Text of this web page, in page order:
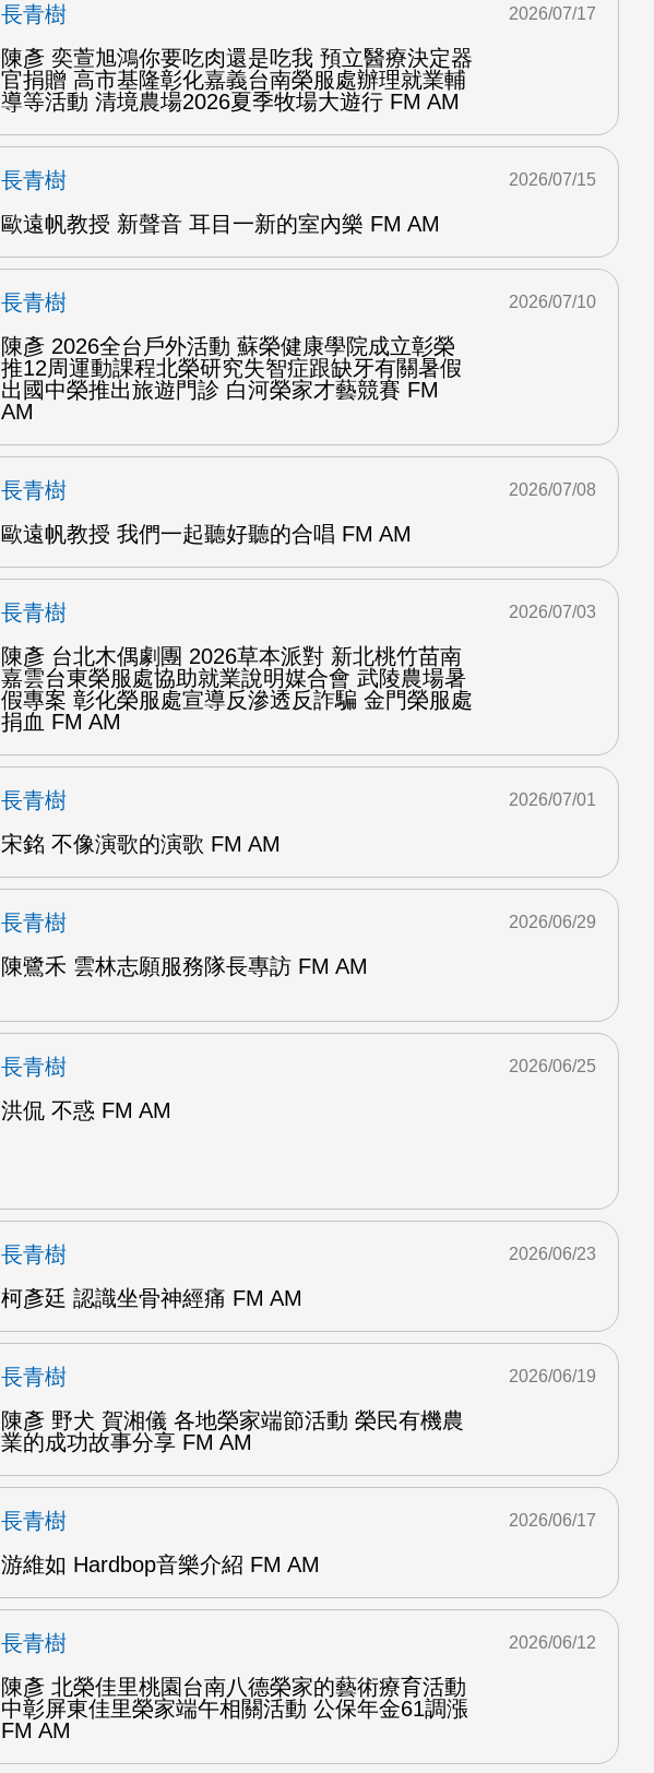
長青樹
陳彥 奕萱旭鴻你要吃肉還是吃我 預立醫療決定器
官捐贈 高市基隆彰化嘉義台南榮服處辦理就業輔
導等活動 清境農場2026夏季牧場大遊行 FM AM
2026/07/17
長青樹
歐遠帆教授 新聲音 耳目一新的室內樂 FM AM
2026/07/15
長青樹
陳彥 2026全台戶外活動 蘇榮健康學院成立彰榮
推12周運動課程北榮研究失智症跟缺牙有關暑假
出國中榮推出旅遊門診 白河榮家才藝競賽 FM
AM
2026/07/10
長青樹
歐遠帆教授 我們一起聽好聽的合唱 FM AM
2026/07/08
長青樹
陳彥 台北木偶劇團 2026草本派對 新北桃竹苗南
嘉雲台東榮服處協助就業說明媒合會 武陵農場暑
假專案 彰化榮服處宣導反滲透反詐騙 金門榮服處
捐血 FM AM
2026/07/03
長青樹
宋銘 不像演歌的演歌 FM AM
2026/07/01
長青樹
陳鷺禾 雲林志願服務隊長專訪 FM AM
2026/06/29
長青樹
洪侃 不惑 FM AM
2026/06/25
長青樹
柯彥廷 認識坐骨神經痛 FM AM
2026/06/23
長青樹
陳彥 野犬 賀湘儀 各地榮家端節活動 榮民有機農
業的成功故事分享 FM AM
2026/06/19
長青樹
游維如 Hardbop音樂介紹 FM AM
2026/06/17
長青樹
陳彥 北榮佳里桃園台南八德榮家的藝術療育活動
中彰屏東佳里榮家端午相關活動 公保年金61調漲
FM AM
2026/06/12